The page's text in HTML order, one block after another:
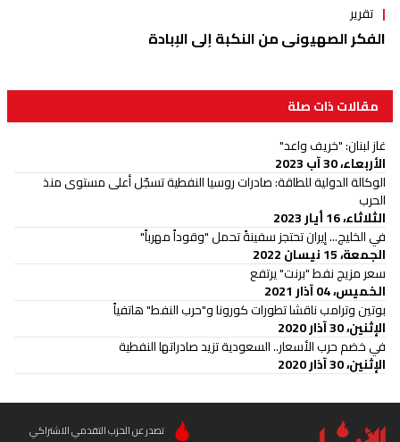
تقرير
الفكر الصهيوني من النكبة إلى الإبادة
مقالات ذات صلة
غاز لبنان: "خريف واعد"
الأربعاء، 30 آب 2023
الوكالة الدولية للطاقة: صادرات روسيا النفطية تسجّل أعلى مستوى منذ
الحرب
الثلاثاء، 16 أيار 2023
في الخليج... إيران تحتجز سفينةً تحمل "وقوداً مهرباً"
الجمعة، 15 نيسان 2022
سعر مزيج نفط "برنت" يرتفع
الخميس، 04 آذار 2021
بوتين وترامب ناقشا تطورات كورونا و"حرب النفط" هاتفياً
الإثنين، 30 آذار 2020
في خضم حرب الأسعار.. السعودية تزيد صادراتها النفطية
الإثنين، 30 آذار 2020
تصدر عن الحزب التقدمي الاشتراكي